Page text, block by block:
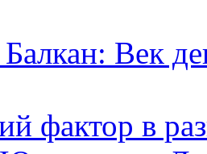
Век
фактор в